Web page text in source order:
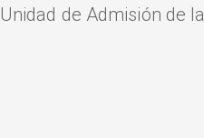
de Admisión de la